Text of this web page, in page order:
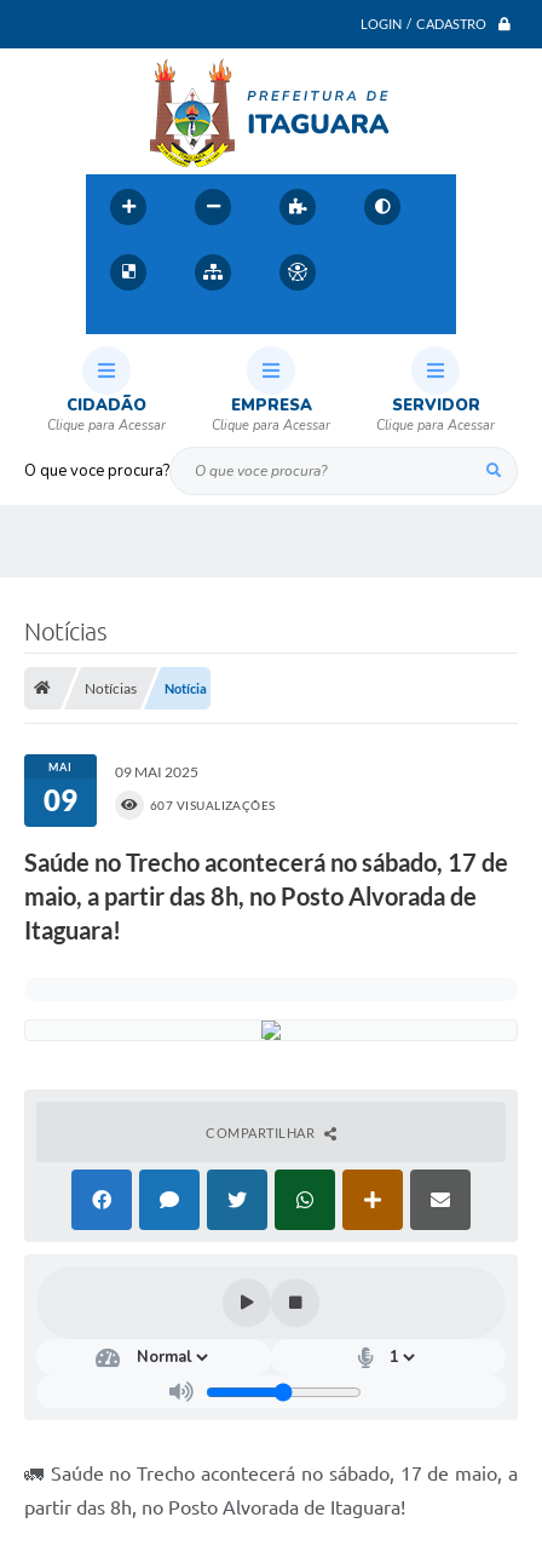
LOGIN / CADASTRO
O que voce procura?
CIDADÃO EMPRESA SERVIDOR
Notícias
Notícias Notícia
MAI
09
09 MAI 2025
607 VISUALIZAÇÕES
Saúde no Trecho acontecerá no sábado, 17 de
maio, a partir das 8h, no Posto Alvorada de
Itaguara!
COMPARTILHAR
🚛 Saúde no Trecho acontecerá no sábado, 17 de maio, a
partir das 8h, no Posto Alvorada de Itaguara!